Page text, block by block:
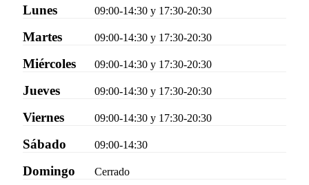
Lunes 09:00-14:30 y 17:30-20:30
Martes 09:00-14:30 y 17:30-20:30
Miércoles 09:00-14:30 y 17:30-20:30
Jueves 09:00-14:30 y 17:30-20:30
Viernes 09:00-14:30 y 17:30-20:30
Sábado 09:00-14:30
Domingo Cerrado